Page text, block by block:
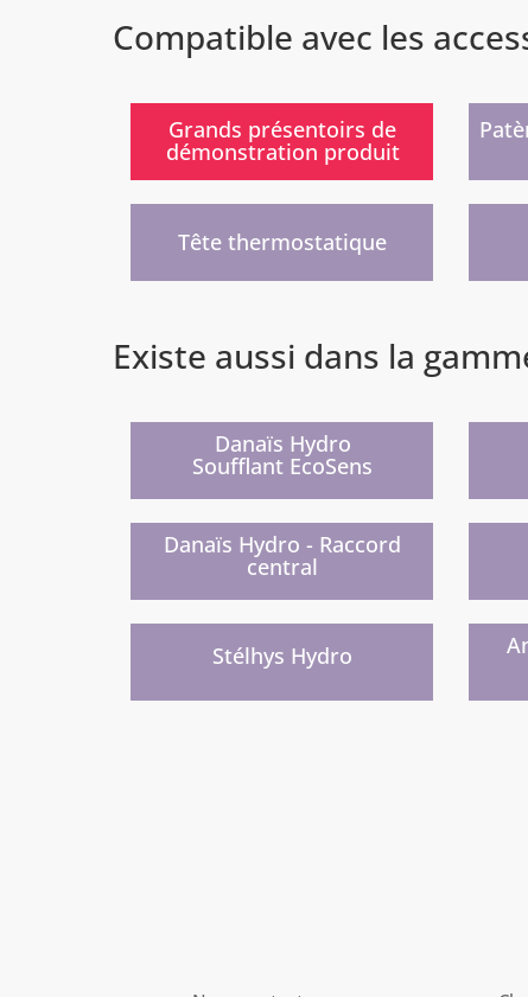
Compatible avec les
Grands présentoirs de
démonstration produit
Tête thermostatique
Existe aussi dans la
Danaïs Hydro
Soufflant EcoSens
Danaïs Hydro - Raccord
central
Stélhys Hydro